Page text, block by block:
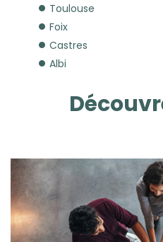
Toulouse
Foix
Castres
Albi